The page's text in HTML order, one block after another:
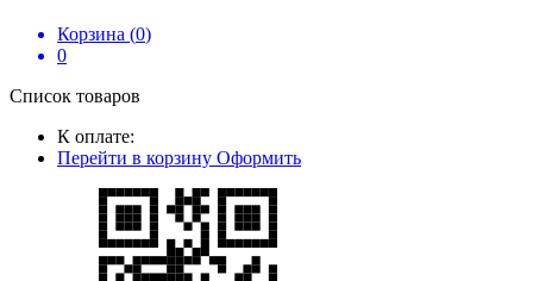
Корзина (0)
0
Список товаров
К оплате:
Перейти в корзину Оформить